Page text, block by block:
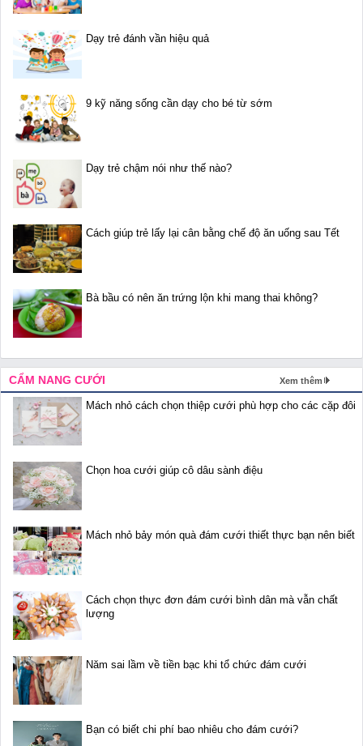
Dạy trẻ đánh vần hiệu quả
9 kỹ năng sống cần dạy cho bé từ sớm
Dạy trẻ chậm nói như thế nào?
Cách giúp trẻ lấy lại cân bằng chế độ ăn uống sau Tết
Bà bầu có nên ăn trứng lộn khi mang thai không?
CẨM NANG CƯỚI Xem thêm
Mách nhỏ cách chọn thiệp cưới phù hợp cho các cặp đôi
Chọn hoa cưới giúp cô dâu sành điệu
Mách nhỏ bảy món quà đám cưới thiết thực bạn nên biết
Cách chọn thực đơn đám cưới bình dân mà vẫn chất
lượng
Năm sai lầm về tiền bạc khi tổ chức đám cưới
Bạn có biết chi phí bao nhiêu cho đám cưới?